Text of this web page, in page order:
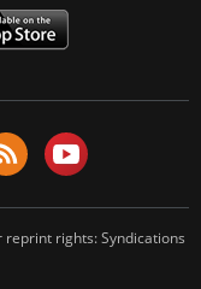
reprint rights:Syndications